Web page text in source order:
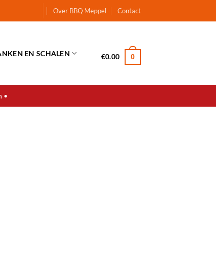
Over BBQ Meppel Contact
EN SCHALEN €0.00 0
•